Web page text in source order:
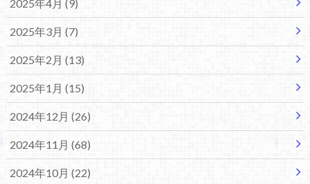
2025年4月 (9)
2025年3月 (7)
2025年2月 (13)
2025年1月 (15)
2024年12月 (26)
2024年11月 (68)
2024年10月 (22)